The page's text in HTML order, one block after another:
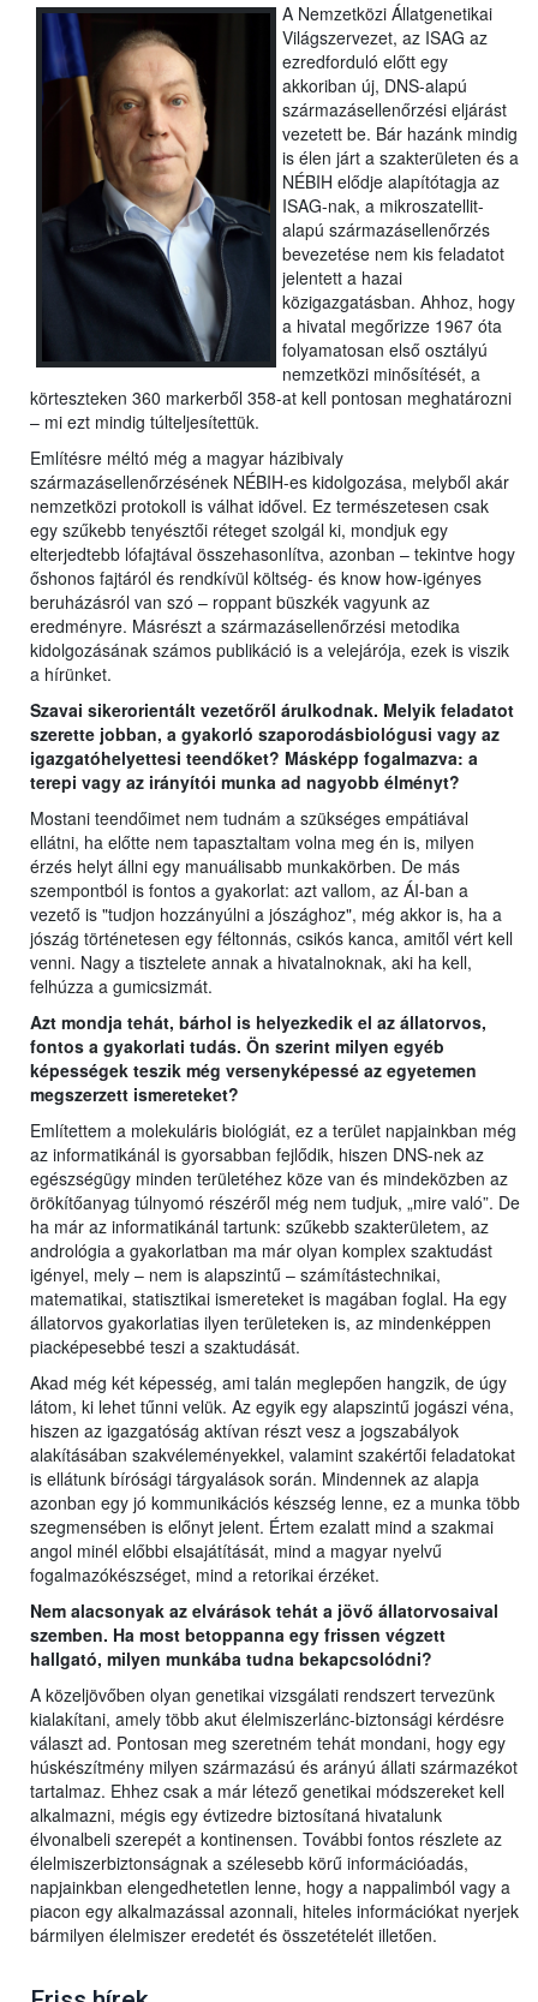
A Nemzetközi Állatgenetikai
Világszervezet, az ISAG az
ezredforduló előtt egy
akkoriban új, DNS-alapú
származásellenőrzési eljárást
vezetett be. Bár hazánk mindig
is élen járt a szakterületen és a
NÉBIH elődje alapítótagja az
ISAG-nak, a mikroszatellit-
alapú származásellenőrzés
bevezetése nem kis feladatot
jelentett a hazai
közigazgatásban. Ahhoz, hogy
a hivatal megőrizze 1967 óta
folyamatosan első osztályú
nemzetközi minősítését, a
körteszteken 360 markerből 358-at kell pontosan meghatározni
– mi ezt mindig túlteljesítettük.
Említésre méltó még a magyar házibivaly
származásellenőrzésének NÉBIH-es kidolgozása, melyből akár
nemzetközi protokoll is válhat idővel. Ez természetesen csak
egy szűkebb tenyésztői réteget szolgál ki, mondjuk egy
elterjedtebb lófajtával összehasonlítva, azonban – tekintve hogy
őshonos fajtáról és rendkívül költség- és know how-igényes
beruházásról van szó – roppant büszkék vagyunk az
eredményre. Másrészt a származásellenőrzési metodika
kidolgozásának számos publikáció is a velejárója, ezek is viszik
a hírünket.
Szavai sikerorientált vezetőről árulkodnak. Melyik feladatot
szerette jobban, a gyakorló szaporodásbiológusi vagy az
igazgatóhelyettesi teendőket? Másképp fogalmazva: a
terepi vagy az irányítói munka ad nagyobb élményt?
Mostani teendőimet nem tudnám a szükséges empátiával
ellátni, ha előtte nem tapasztaltam volna meg én is, milyen
érzés helyt állni egy manuálisabb munkakörben. De más
szempontból is fontos a gyakorlat: azt vallom, az ÁI-ban a
vezető is "tudjon hozzányúlni a jószághoz", még akkor is, ha a
jószág történetesen egy féltonnás, csikós kanca, amitől vért kell
venni. Nagy a tisztelete annak a hivatalnoknak, aki ha kell,
felhúzza a gumicsizmát.
Azt mondja tehát, bárhol is helyezkedik el az állatorvos,
fontos a gyakorlati tudás. Ön szerint milyen egyéb
képességek teszik még versenyképessé az egyetemen
megszerzett ismereteket?
Említettem a molekuláris biológiát, ez a terület napjainkban még
az informatikánál is gyorsabban fejlődik, hiszen DNS-nek az
egészségügy minden területéhez köze van és mindeközben az
örökítőanyag túlnyomó részéről még nem tudjuk, „mire való”. De
ha már az informatikánál tartunk: szűkebb szakterületem, az
andrológia a gyakorlatban ma már olyan komplex szaktudást
igényel, mely – nem is alapszintű – számítástechnikai,
matematikai, statisztikai ismereteket is magában foglal. Ha egy
állatorvos gyakorlatias ilyen területeken is, az mindenképpen
piacképesebbé teszi a szaktudását.
Akad még két képesség, ami talán meglepően hangzik, de úgy
látom, ki lehet tűnni velük. Az egyik egy alapszintű jogászi véna,
hiszen az igazgatóság aktívan részt vesz a jogszabályok
alakításában szakvéleményekkel, valamint szakértői feladatokat
is ellátunk bírósági tárgyalások során. Mindennek az alapja
azonban egy jó kommunikációs készség lenne, ez a munka több
szegmensében is előnyt jelent. Értem ezalatt mind a szakmai
angol minél előbbi elsajátítását, mind a magyar nyelvű
fogalmazókészséget, mind a retorikai érzéket.
Nem alacsonyak az elvárások tehát a jövő állatorvosaival
szemben. Ha most betoppanna egy frissen végzett
hallgató, milyen munkába tudna bekapcsolódni?
A közeljövőben olyan genetikai vizsgálati rendszert tervezünk
kialakítani, amely több akut élelmiszerlánc-biztonsági kérdésre
választ ad. Pontosan meg szeretném tehát mondani, hogy egy
húskészítmény milyen származású és arányú állati származékot
tartalmaz. Ehhez csak a már létező genetikai módszereket kell
alkalmazni, mégis egy évtizedre biztosítaná hivatalunk
élvonalbeli szerepét a kontinensen. További fontos részlete az
élelmiszerbiztonságnak a szélesebb körű információadás,
napjainkban elengedhetetlen lenne, hogy a nappalimból vagy a
piacon egy alkalmazással azonnali, hiteles információkat nyerjek
bármilyen élelmiszer eredetét és összetételét illetően.